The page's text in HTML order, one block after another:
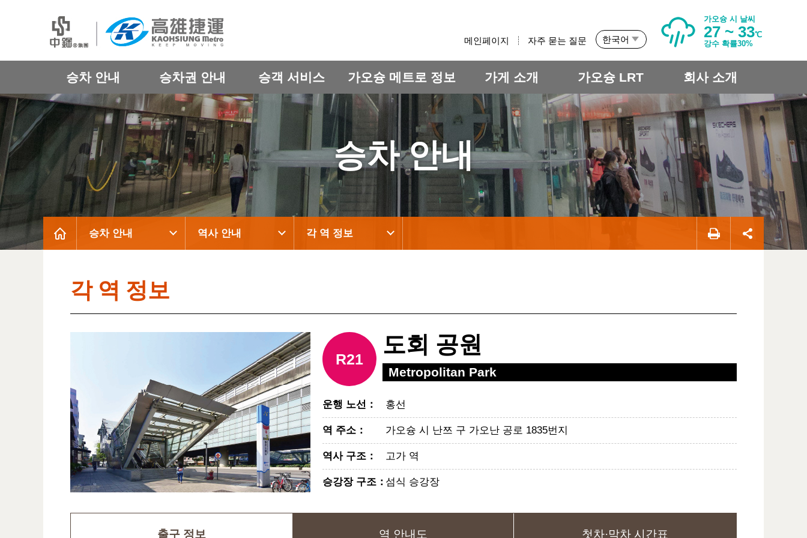
메인페이지 자주 묻는 질문 한국어
가오슝 시 날씨
27 ~ 33℃
강수 확률30%
승차 안내 승차권 안내 승객 서비스 가오슝 메트로 정보 가게 소개 가오슝 LRT 회사 소개
승차 안내
승차 안내 역사 안내 각 역 정보
각 역 정보
R21
도회 공원
Metropolitan Park
운행 노선 ： 홍선
역 주소 ： 가오슝 시 난쯔 구 가오난 공로 1835번지
역사 구조 ： 고가 역
승강장 구조 ：섬식 승강장
출구 정보 역 안내도 첫차·막차 시간표